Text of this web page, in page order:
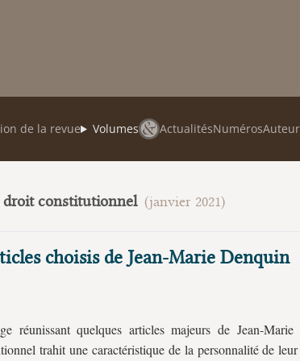
de la revue Volumes ActualitésNuméros
droit constitutionnel (janvier 2021)
choisis de Jean-Marie Denquin
réunissant quelques articles majeurs de Jean-
trahit une caractéristique de la personnalité de